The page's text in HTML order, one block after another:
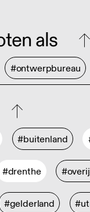
als
#ontwerpbureau
#buitenland
#drenthe
#gelderland